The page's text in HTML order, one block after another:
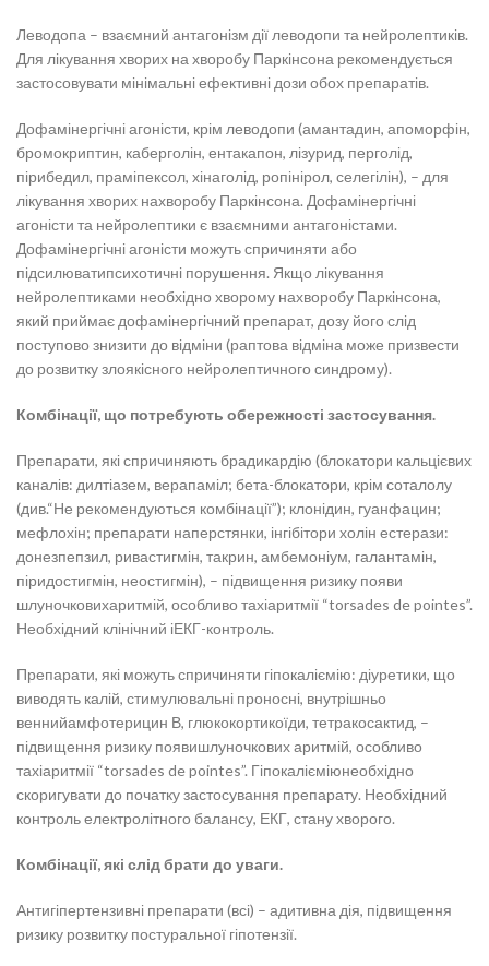
Леводопа – взаємний антагонізм дії леводопи та нейролептиків.
Для лікування хворих на хворобу Паркінсона рекомендується
застосовувати мінімальні ефективні дози обох препаратів.
Дофамінергічні агоністи, крім леводопи (амантадин, апоморфін,
бромокриптин, каберголін, ентакапон, лізурид, перголід,
пірибедил, праміпексол, хінаголід, ропінірол, селегілін), – для
лікування хворих нахворобу Паркінсона. Дофамінергічні
агоністи та нейролептики є взаємними антагоністами.
Дофамінергічні агоністи можуть спричиняти або
підсилюватипсихотичні порушення. Якщо лікування
нейролептиками необхідно хворому нахворобу Паркінсона,
який приймає дофамінергічний препарат, дозу його слід
поступово знизити до відміни (раптова відміна може призвести
до розвитку злоякісного нейролептичного синдрому).
Комбінації, що потребують обережності застосування.
Препарати, які спричиняють брадикардію (блокатори кальцієвих
каналів: дилтіазем, верапаміл; бета-блокатори, крім соталолу
(див.“Не рекомендуються комбінації”); клонідин, гуанфацин;
мефлохін; препарати наперстянки, інгібітори холін естерази:
донезпепзил, ривастигмін, такрин, амбемоніум, галантамін,
піридостигмін, неостигмін), – підвищення ризику появи
шлуночковихаритмій, особливо тахіаритмії “torsades de pointes”.
Необхідний клінічний іЕКГ-контроль.
Препарати, які можуть спричиняти гіпокаліємію: діуретики, що
виводять калій, стимулювальні проносні, внутрішньо
веннийамфотерицин В, глюкокортикоїди, тетракосактид, –
підвищення ризику появишлуночкових аритмій, особливо
тахіаритмії “torsades de pointes”. Гіпокалієміюнеобхідно
скоригувати до початку застосування препарату. Необхідний
контроль електролітного балансу, ЕКГ, стану хворого.
Комбінації, які слід брати до уваги.
Антигіпертензивні препарати (всі) – адитивна дія, підвищення
ризику розвитку постуральної гіпотензії.